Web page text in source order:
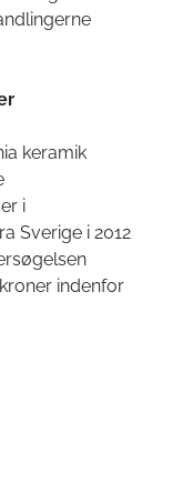
keramik
i
Sverige i 2012
indenfor